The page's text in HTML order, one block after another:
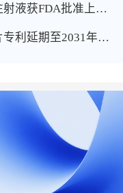
海思科重磅新药环泊酚注射液获FDA批准上市！国产1类创新静脉麻醉药实现重大出海突破
诺华沙库巴曲缬沙坦钠片专利延期至2031年，年销62亿心血管市场彻底锁死，十二批集采出局